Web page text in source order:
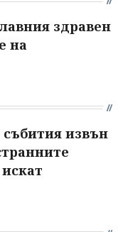
здравен
на
събития извън